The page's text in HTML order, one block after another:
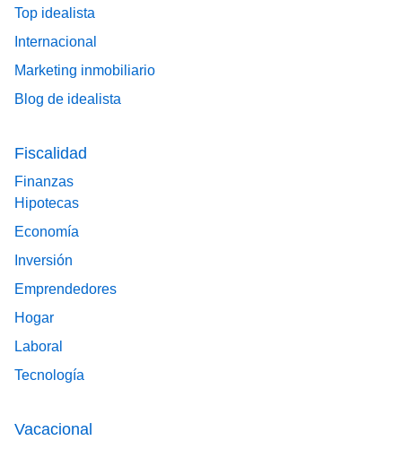
Top idealista
Internacional
Marketing inmobiliario
Blog de idealista
Fiscalidad
Finanzas
Hipotecas
Economía
Inversión
Emprendedores
Hogar
Laboral
Tecnología
Vacacional